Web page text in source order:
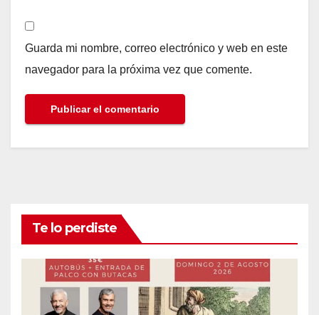
Guarda mi nombre, correo electrónico y web en este
navegador para la próxima vez que comente.
Te lo perdiste